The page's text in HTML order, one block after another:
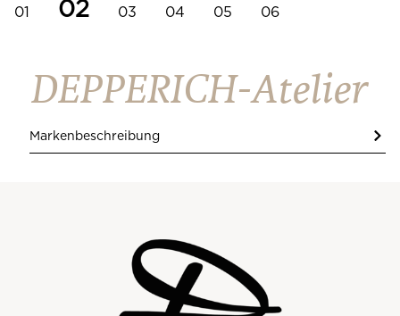
01 02 03 04 05 06
DEPPERICH-Atelier
Markenbeschreibung